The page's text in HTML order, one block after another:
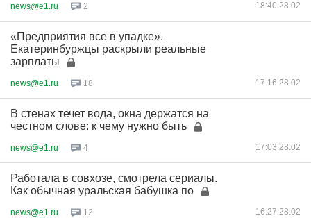
news@e1.ru 2 18:40 28.02
«Предприятия все в упадке».
Екатеринбуржцы раскрыли реальные
зарплаты
news@e1.ru 18 17:16 28.02
В стенах течет вода, окна держатся на
честном слове: к чему нужно быть
news@e1.ru 4 17:03 28.02
Работала в совхозе, смотрела сериалы.
Как обычная уральская бабушка по
news@e1.ru 12 16:27 28.02